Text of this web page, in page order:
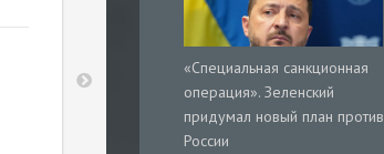
«Специальная санкционная
операция». Зеленский
придумал новый план против
России